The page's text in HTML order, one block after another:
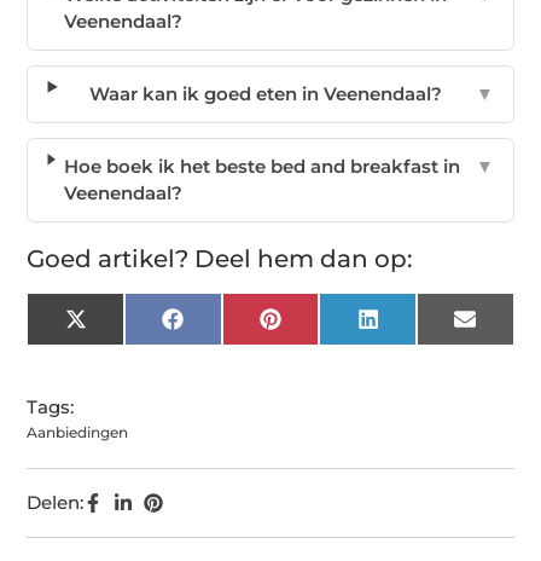
Veenendaal?
Waar kan ik goed eten in Veenendaal? ▼
Hoe boek ik het beste bed and breakfast in
Veenendaal?
▼
Goed artikel? Deel hem dan op:
X
(Twitter)
Facebook Pinterest LinkedIn Email
Tags:
Aanbiedingen
Delen: